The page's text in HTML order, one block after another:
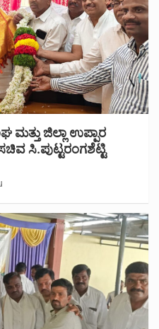
ಮತ್ತು ಜಿಲ್ಲಾ ಉಪ್ಪಾರ
ಸಿ.ಪುಟ್ಟರಂಗಶೆಟ್ಟಿ